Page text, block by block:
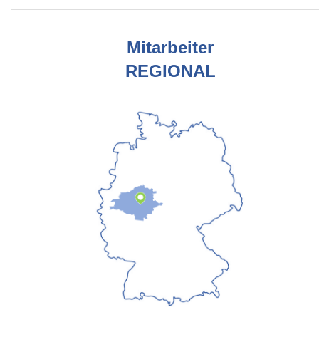
Mitarbeiter
REGIONAL